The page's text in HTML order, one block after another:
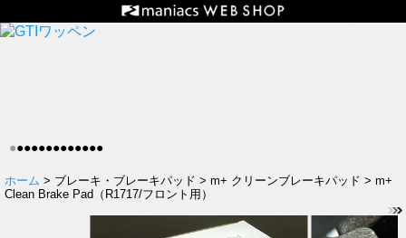
●●●●●●●●●●●●●
ホーム > ブレーキ・ブレーキパッド > m+ クリーンブレーキパッド > m+
Clean Brake Pad（R1717/フロント用）